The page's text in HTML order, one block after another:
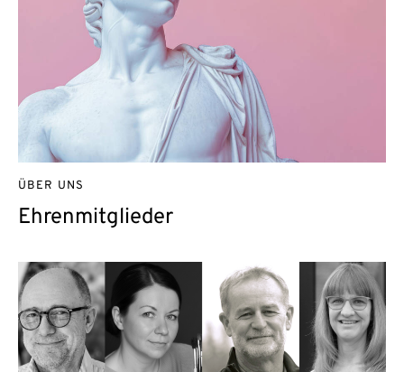
Ehrenmitglieder
ÜBER UNS